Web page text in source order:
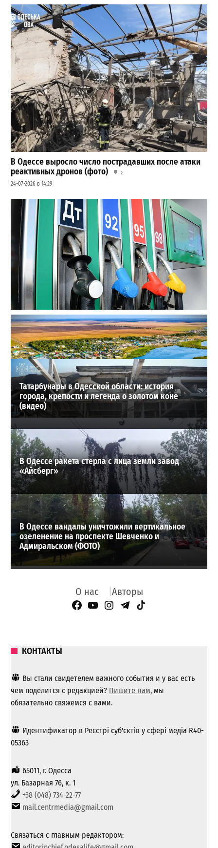
В Одессе выросло число пострадавших после атаки
реактивных дронов (фото)
2
24-07-2026 в 14:29
Неприятный сюрприз для водителей Одессы: на АЗС
снова взлетели цены
2
28-07-2026 в 06:47
ВИБОР РЕДАКЦИИ
Татарбунары в Одесской области: история
города, крепости и легенда о золотом коне
(видео)
В Одессе ракета стерла с лица земли завод
«Айсберг»
В Одессе вандалы уничтожили вертикальное
озеленение на проспекте Шевченко и
Адмиральском (ФОТО)
О нас Авторы
Facebook Page
YouTube
Instagram
Telegram
TikTok
КОНТАКТЫ
Вы стали свидетелем важного события и у вас есть
чем поделится с редакцией? Пишите нам, мы
обязательно свяжемся с вами.
Идентификатор в Реєстрі суб'єктів у сфері медіа R40-
05363
65011, г. Одесса
ул. Базарная 76, к. 1
+38 (048) 734-22-77
mail.centrmedia@gmail.com
Связаться с главным редактором: